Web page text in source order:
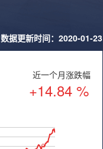
数据更新时间：2020-01-23
近一个月涨跌幅
+14.84 %